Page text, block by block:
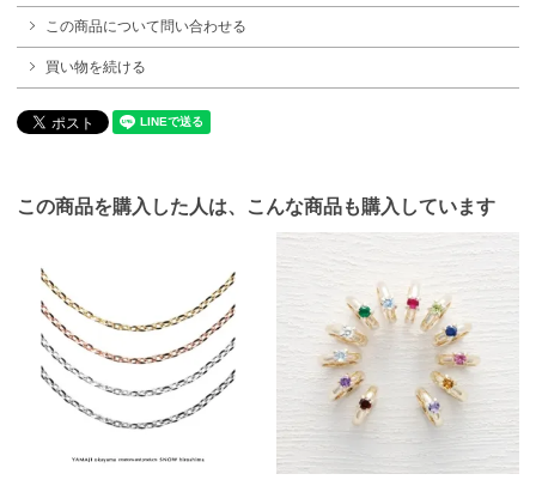
この商品について問い合わせる
買い物を続ける
この商品を購入した人は、こんな商品も購入しています